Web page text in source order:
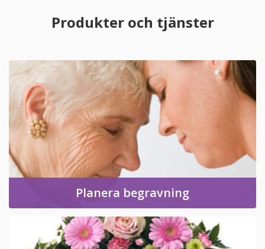
Produkter och tjänster
Planera begravning